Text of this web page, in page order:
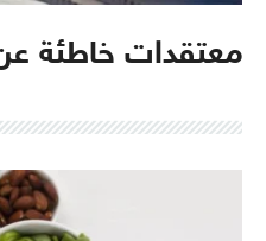
معتقدات خاطئة